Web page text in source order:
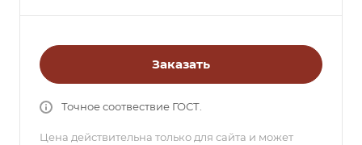
Заказать
Точное соотвествие ГОСТ.
Цена действительна только для сайта и может